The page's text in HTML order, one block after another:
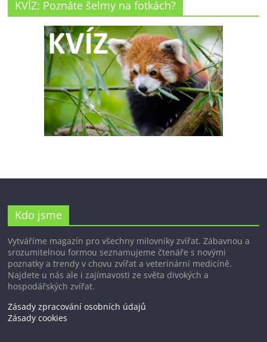
KVÍZ: Poznáte šelmy na fotkách?
Kdo jsme
Vytváříme magazín pro všechny milovníky zvířat. Zábavnou a
srozumitelnou formou seznamujeme čtenáře s novými
poznatky a trendy v chovu zvířat a veterinární medicíně.
Najdete u nás ale i zajímavosti ze světa divokých a
hospodářských zvířat.
Zásady zpracování osobních údajů
Zásady cookies